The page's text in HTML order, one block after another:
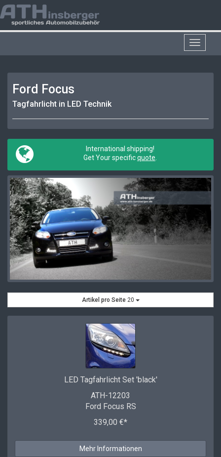
Toggle
Ford Focus
Tagfahrlicht in LED Technik
International shipping!
Get Your specificquote
Artikel pro Seite 20
LED Tagfahrlicht Set 'black'
ATH-12203
Ford Focus RS
339,00 €*
Mehr Informationen